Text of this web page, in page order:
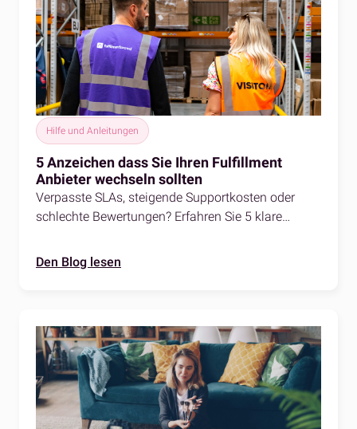
Hilfe und Anleitungen
5 Anzeichen dass Sie Ihren Fulfillment
Anbieter wechseln sollten
Verpasste SLAs, steigende Supportkosten oder
schlechte Bewertungen? Erfahren Sie 5 klare
Anbieter zu wechseln.
Den Blog lesen